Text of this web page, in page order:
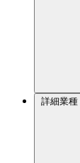
詳細業種